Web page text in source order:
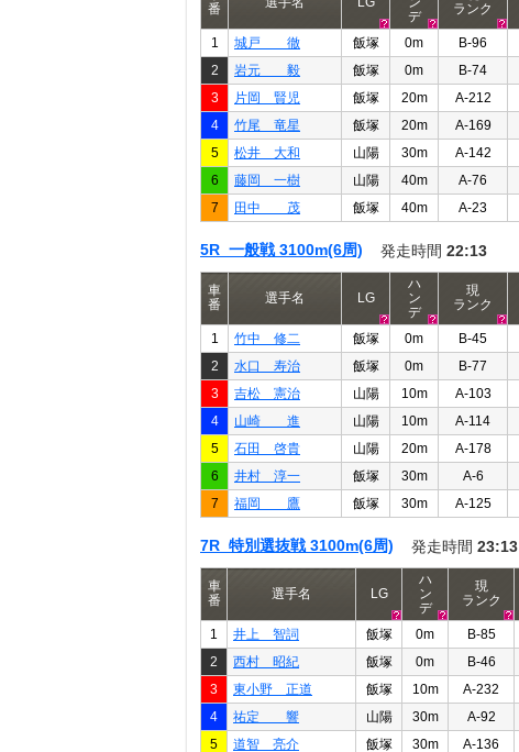
番
デ
ランク
1 城戸 徹 飯塚 0m B-96
2 岩元 毅 飯塚 0m B-74
3 片岡 賢児 飯塚 20m A-212
4 竹尾 竜星 飯塚 20m A-169
5 松井 大和 山陽 30m A-142
6 藤岡 一樹 山陽 40m A-76
7 田中 茂 飯塚 40m A-23
5R 一般戦 3100m(6周) 発走時間 22:13
車
番
選手名 LG
ハ
ン
デ
現
ランク
1 竹中 修二 飯塚 0m B-45
2 水口 寿治 飯塚 0m B-77
3 吉松 憲治 山陽 10m A-103
4 山崎 進 山陽 10m A-114
5 石田 啓貴 山陽 20m A-178
6 井村 淳一 飯塚 30m A-6
7 福岡 鷹 飯塚 30m A-125
7R 特別選抜戦 3100m(6周) 発走時間 23:13
車
番
選手名 LG
ハ
ン
デ
現
ランク
1 井上 智詞 飯塚 0m B-85
2 西村 昭紀 飯塚 0m B-46
3 東小野 正道 飯塚 10m A-232
4 祐定 響 山陽 30m A-92
5 道智 亮介 飯塚 30m A-136